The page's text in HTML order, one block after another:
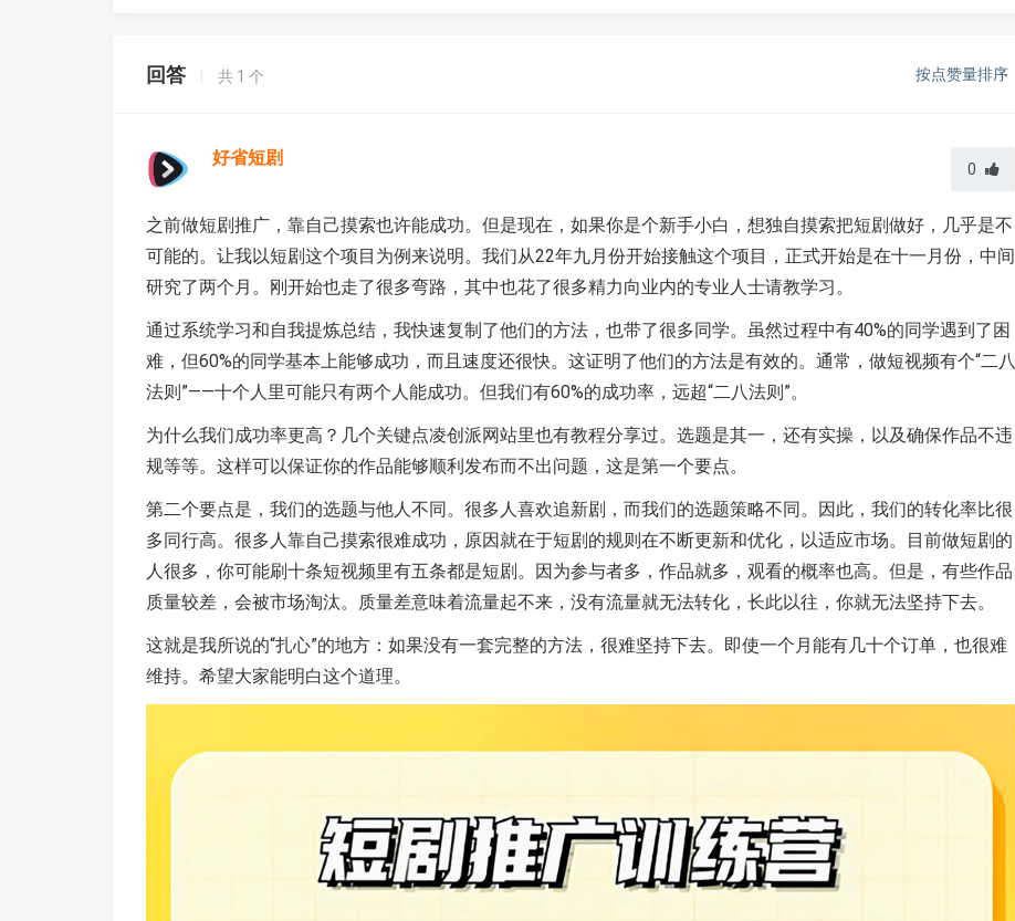
回答 | 共 1 个 按点赞量排序
好省短剧
0
之前做短剧推广，靠自己摸索也许能成功。但是现在，如果你是个新手小白，想独自摸索把短剧做好，几乎是不
可能的。让我以短剧这个项目为例来说明。我们从22年九月份开始接触这个项目，正式开始是在十一月份，中间
研究了两个月。刚开始也走了很多弯路，其中也花了很多精力向业内的专业人士请教学习。
通过系统学习和自我提炼总结，我快速复制了他们的方法，也带了很多同学。虽然过程中有40%的同学遇到了困
难，但60%的同学基本上能够成功，而且速度还很快。这证明了他们的方法是有效的。通常，做短视频有个“二八
法则”——十个人里可能只有两个人能成功。但我们有60%的成功率，远超“二八法则”。
为什么我们成功率更高？几个关键点凌创派网站里也有教程分享过。选题是其一，还有实操，以及确保作品不违
规等等。这样可以保证你的作品能够顺利发布而不出问题，这是第一个要点。
第二个要点是，我们的选题与他人不同。很多人喜欢追新剧，而我们的选题策略不同。因此，我们的转化率比很
多同行高。很多人靠自己摸索很难成功，原因就在于短剧的规则在不断更新和优化，以适应市场。目前做短剧的
人很多，你可能刷十条短视频里有五条都是短剧。因为参与者多，作品就多，观看的概率也高。但是，有些作品
质量较差，会被市场淘汰。质量差意味着流量起不来，没有流量就无法转化，长此以往，你就无法坚持下去。
这就是我所说的“扎心”的地方：如果没有一套完整的方法，很难坚持下去。即使一个月能有几十个订单，也很难
维持。希望大家能明白这个道理。